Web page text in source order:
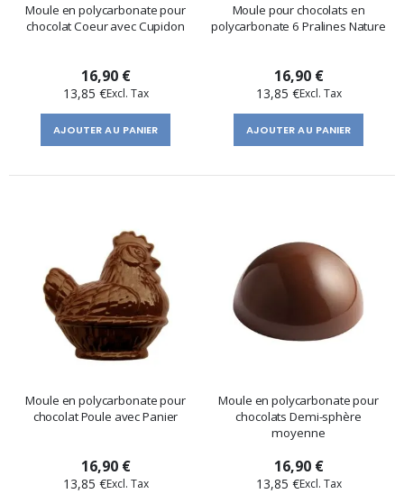
Moule en polycarbonate pour
chocolat Coeur avec Cupidon
16,90 €
13,85 €
AJOUTER AU PANIER
Moule pour chocolats en
polycarbonate 6 Pralines Nature
16,90 €
13,85 €
AJOUTER AU PANIER
Moule en polycarbonate pour
chocolat Poule avec Panier
16,90 €
13,85 €
Moule en polycarbonate pour
chocolats Demi-sphère
moyenne
16,90 €
13,85 €